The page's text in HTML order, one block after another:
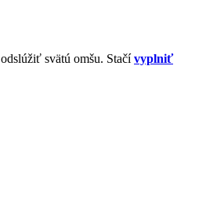
svätú omšu. Stačívyplniť